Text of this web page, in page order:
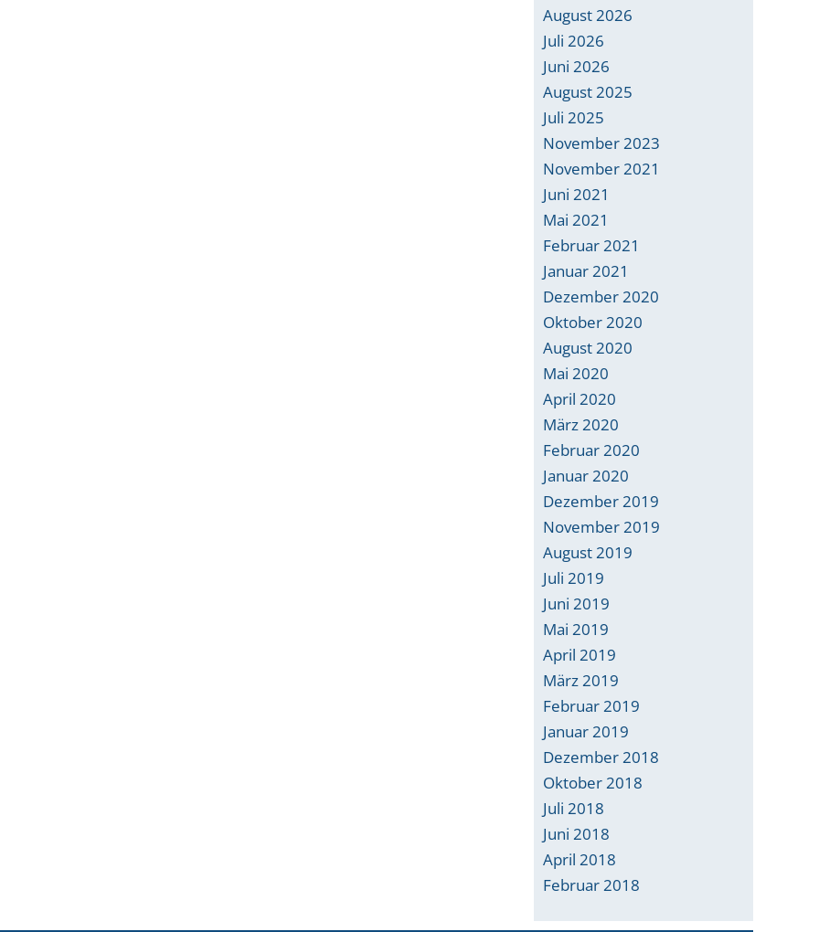
August 2026
Juli 2026
Juni 2026
August 2025
Juli 2025
November 2023
November 2021
Juni 2021
Mai 2021
Februar 2021
Januar 2021
Dezember 2020
Oktober 2020
August 2020
Mai 2020
April 2020
März 2020
Februar 2020
Januar 2020
Dezember 2019
November 2019
August 2019
Juli 2019
Juni 2019
Mai 2019
April 2019
März 2019
Februar 2019
Januar 2019
Dezember 2018
Oktober 2018
Juli 2018
Juni 2018
April 2018
Februar 2018